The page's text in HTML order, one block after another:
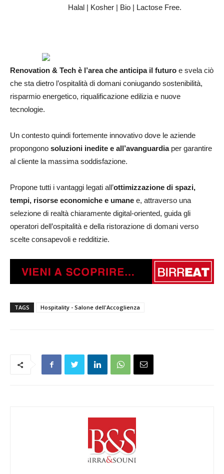
Halal | Kosher | Bio | Lactose Free.
Renovation & Tech è l’area che anticipa il futuro e svela ciò
che sta dietro l’ospitalità di domani coniugando sostenibilità,
risparmio energetico, riqualificazione edilizia e nuove
tecnologie.
Un contesto quindi fortemente innovativo dove le aziende
propongono soluzioni inedite e all’avanguardiaper garantire
al cliente la massima soddisfazione.
Propone tutti i vantaggi legati all’ottimizzazione di spazi,
tempi, risorse economiche e umane e, attraverso una
selezione di realtà chiaramente digital-oriented, guida gli
operatori dell’ospitalità e della ristorazione di domani verso
scelte consapevoli e redditizie.
TAGS Hospitality - Salone dell'Accoglienza